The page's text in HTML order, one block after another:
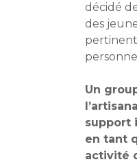
décidé
des
Un
support
en tant
activité